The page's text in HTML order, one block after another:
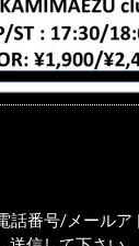
話番号/メールア